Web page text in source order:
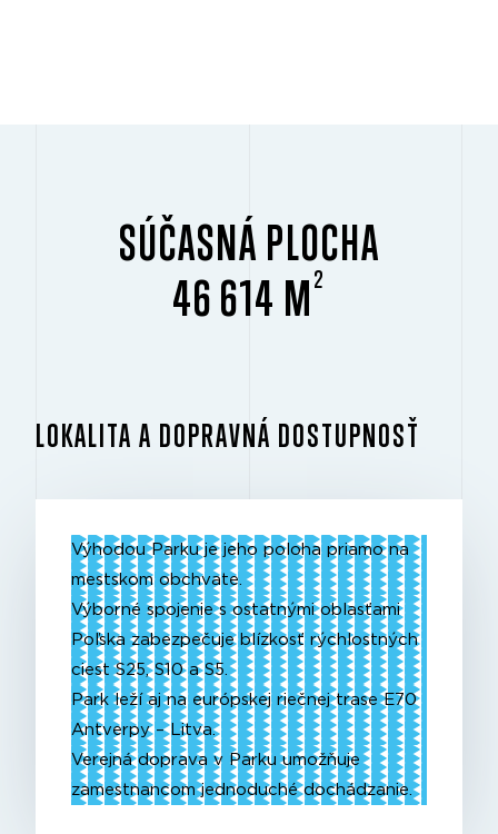
SÚČASNÁ PLOCHA
46 614 M 2
LOKALITA A DOPRAVNÁ DOSTUPNOSŤ
Výhodou Parku je jeho poloha priamo na
mestskom obchvate.
Výborné spojenie s ostatnými oblasťami
Poľska zabezpečuje blízkosť rýchlostných
ciest S25, S10 a S5.
Park leží aj na európskej riečnej trase E70
Antverpy – Litva.
Verejná doprava v Parku umožňuje
zamestnancom jednoduché dochádzanie.